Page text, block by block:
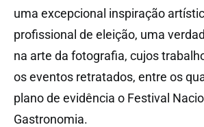
uma excepcional inspiração
profissional de eleição, uma
na arte da fotografia, cujos
os eventos retratados, entre os
plano de evidência o Festival
Gastronomia.